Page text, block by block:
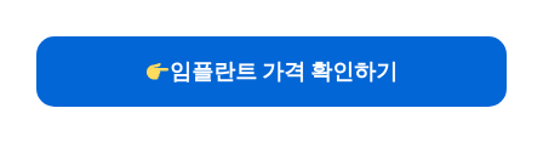
임플란트 가격 확인하기